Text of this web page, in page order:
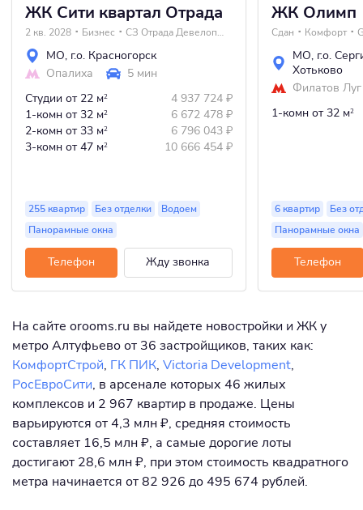
ЖК Сити квартал Отрада
2 кв. 2028 Бизнес СЗ Отрада Девелопмент
МО, г.о. Красногорск
Опалиха
5 мин
Студии от 22 м2 4 937 724 ₽
1-комн от 32 м2 6 672 478 ₽
2-комн от 33 м2 6 796 043 ₽
3-комн от 47 м2 10 666 454 ₽
255 квартир Без отделки
Водоем
Панорамные окна
Телефон Жду звонка
ЖК Олимп
Сдан Комфорт
МО, г.о.
Хотьково
Филатов Луг
1-комн от 32 м2
6 квартир
Без
Панорамные окна
Телефон
На сайте orooms.ru вы найдете новостройки и ЖК у
метро Алтуфьево от 36 застройщиков, таких как:
КомфортСтрой, ГК ПИК, Victoria Development,
РосЕвроСити, в арсенале которых 46 жилых
комплексов и 2 967 квартир в продаже. Цены
варьируются от 4,3 млн ₽, средняя стоимость
составляет 16,5 млн ₽, а самые дорогие лоты
достигают 28,6 млн ₽, при этом стоимость квадратного
метра начинается от 82 926 до 495 674 рублей.